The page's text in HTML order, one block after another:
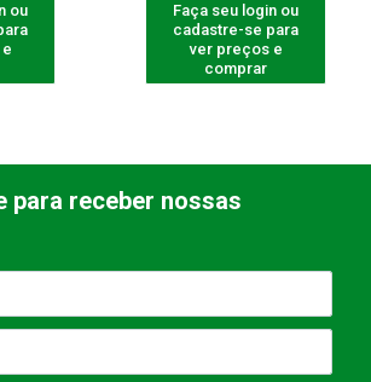
ou
Faça seu login ou
cadastre-se para
ver preços e
comprar
para receber nossas